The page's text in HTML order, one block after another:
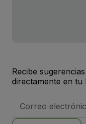
Recibe
directamente en tu
de